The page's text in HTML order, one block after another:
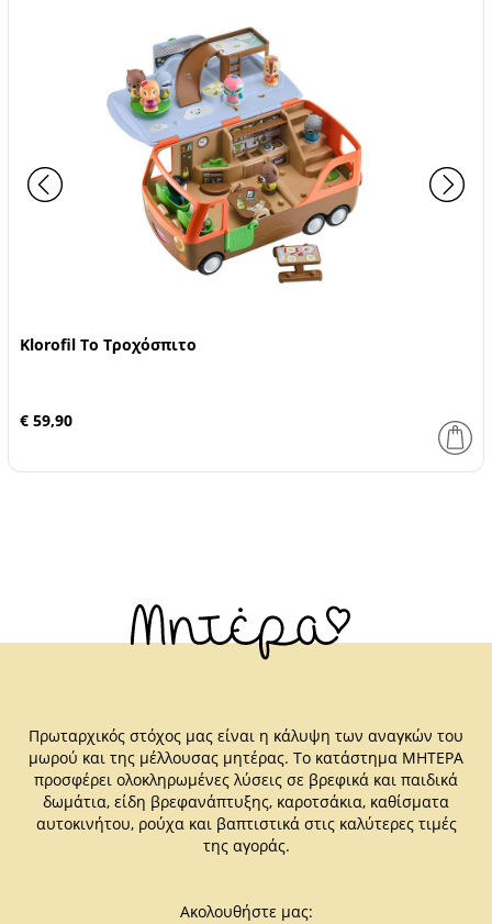
Klorofil Το Τροχόσπιτο
€ 59,90
Πρωταρχικός στόχος μας είναι η κάλυψη των αναγκών του
μωρού και της μέλλουσας μητέρας. Το κατάστημα ΜΗΤΕΡΑ
προσφέρει ολοκληρωμένες λύσεις σε βρεφικά και παιδικά
δωμάτια, είδη βρεφανάπτυξης, καροτσάκια, καθίσματα
αυτοκινήτου, ρούχα και βαπτιστικά στις καλύτερες τιμές
της αγοράς.
Ακολουθήστε μας: